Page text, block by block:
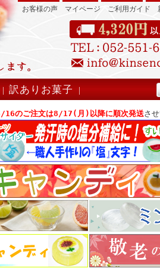
お客様の声 マイページ ご利用ガイド
| 訳ありお菓子 |
のご注文は8/17(月)以降に順次発送させ